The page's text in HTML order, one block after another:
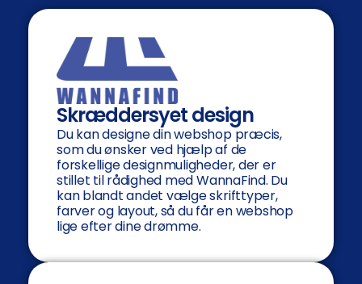
Skræddersyet design
Du kan designe din webshop præcis,
som du ønsker ved hjælp af de
forskellige designmuligheder, der er
stillet til rådighed med WannaFind. Du
kan blandt andet vælge skrifttyper,
farver og layout, så du får en webshop
lige efter dine drømme.